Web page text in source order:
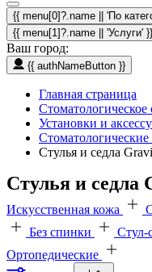
{{ menu[0]?.name || 'По
{{ menu[1]?.name || 'Услуги' }}
Ваш город:
{{ authNameButton }}
Главная страница
Стоматологическое
Установки и
Стоматологические
Стулья и седла
Стулья и седла
Искусственная кожа
Без спинки
Стул-
Ортопедические